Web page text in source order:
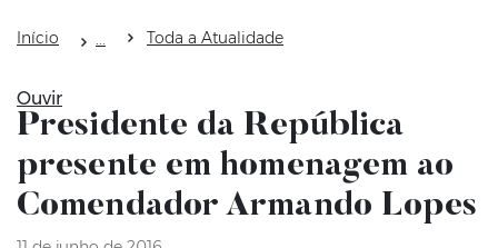
Início Toda a Atualidade
Ouvir
Presidente da República
presente em homenagem ao
Comendador Armando Lopes